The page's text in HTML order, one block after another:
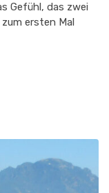
Gefühl, das zwei
ersten Mal